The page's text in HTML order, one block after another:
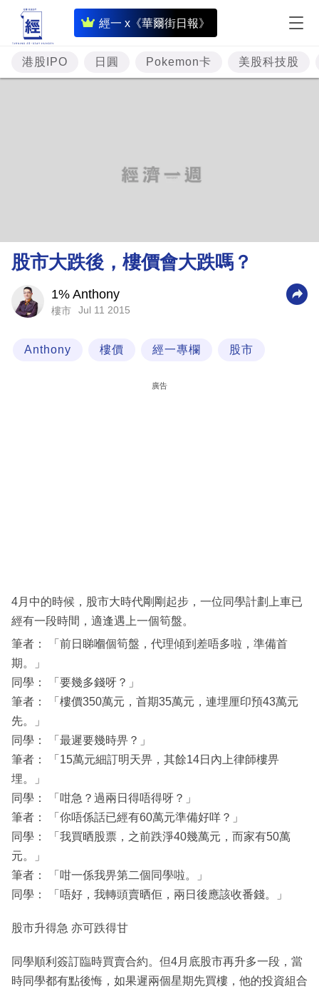
經一 x《華爾街日報》
即
時
財
經
理
財
商
業
閱
專
港股IPO 日圓 Pokemon卡 美股科技股
股市大跌後，樓價會大跌嗎？
1% Anthony
樓市 Jul 11 2015
Anthony 樓價 經一專欄 股市
廣告
4月中的時候，股市大時代剛剛起步，一位同學計劃上車已
經有一段時間，適逢遇上一個筍盤。
筆者： 「前日睇嗰個筍盤，代理傾到差唔多啦，準備首
期。」
同學： 「要幾多錢呀？」
筆者： 「樓價350萬元，首期35萬元，連埋厘印預43萬元
先。」
同學： 「最遲要幾時畀？」
筆者： 「15萬元細訂明天畀，其餘14日內上律師樓畀
埋。」
同學： 「咁急？過兩日得唔得呀？」
筆者： 「你唔係話已經有60萬元準備好咩？」
同學： 「我買晒股票，之前跌淨40幾萬元，而家有50萬
元。」
筆者： 「咁一係我畀第二個同學啦。」
同學： 「唔好，我轉頭賣晒佢，兩日後應該收番錢。」
股市升得急 亦可跌得甘
同學順利簽訂臨時買賣合約。但4月底股市再升多一段，當
時同學都有點後悔，如果遲兩個星期先買樓，他的投資組合